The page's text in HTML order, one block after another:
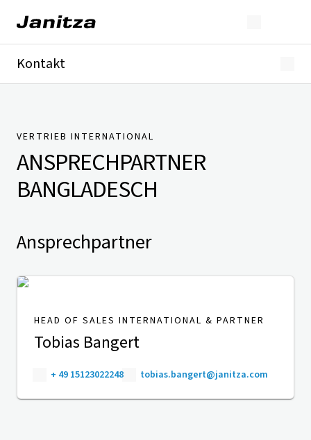
Kontakt
Presse
VERTRIEB INTERNATIONAL
ANSPRECHPARTNER
BANGLADESCH
Ansprechpartner
HEAD OF SALES INTERNATIONAL & PARTNER
Tobias Bangert
+ 49 15123022248 tobias.bangert@janitza.com